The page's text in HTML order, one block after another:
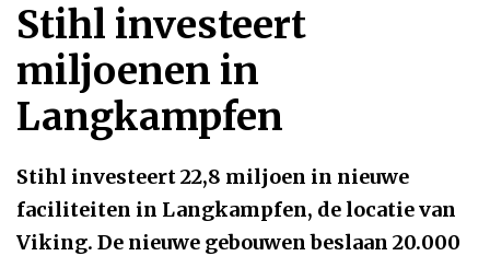
Stihl investeert
miljoenen in
Langkampfen
Stihl investeert 22,8 miljoen in nieuwe
faciliteiten in Langkampfen, de locatie van
Viking. De nieuwe gebouwen beslaan 20.000